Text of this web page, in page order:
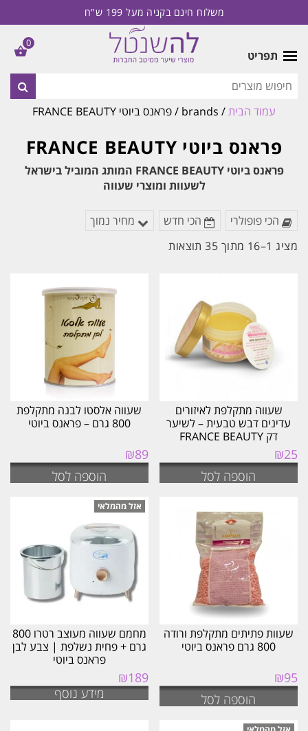
משלוח חינם בקניה מעל 199 ש"ח
תפריט
עמוד הבית/ brands / פראנס ביוטי FRANCE BEAUTY
פראנס ביוטי FRANCE BEAUTY
פראנס ביוטי FRANCE BEAUTY המותג המוביל בישראל
לשעוות ומוצרי שעווה
הכי פופולרי הכי חדש
מחיר נמוך
מציג 1–16 מתוך 35 תוצאות
ממוין
שעווה מתקלפת לאיזורים
עדינים דבש טבעית – לשיער
דק FRANCE BEAUTY
₪25
הוספה לסל
שעווה אלסטו לבנה מתקלפת
800 גרם – פראנס ביוטי
₪89
הוספה לסל
שעוות פתיתים מתקלפת ורודה
800 גרם פראנס ביוטי
₪95
הוספה לסל
מחמם שעווה מעוצב רטרו 800
גרם + פחית נשלפת | צבע לבן
פראנס ביוטי
₪189
מידע נוסף
0